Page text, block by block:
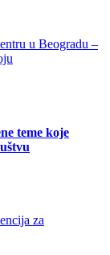
teme koje